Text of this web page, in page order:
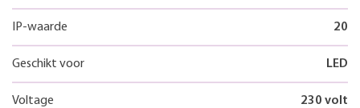
IP-waarde 20
Geschikt voor LED
Voltage 230 volt